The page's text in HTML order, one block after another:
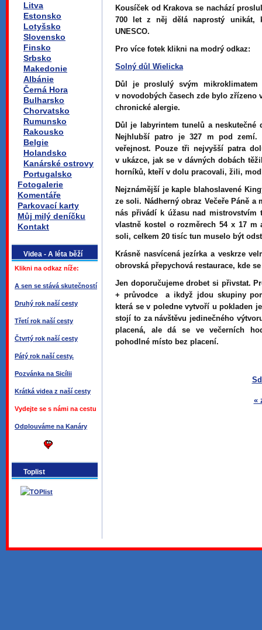
Litva
Estonsko
Lotyšsko
Slovensko
Finsko
Srbsko
Makedonie
Albánie
Černá Hora
Bulharsko
Chorvatsko
Rumunsko
Rakousko
Belgie
Holandsko
Kanárské ostrovy
Portugalsko
Fotogalerie
Komentáře
Parkovací karty
Můj milý deníčku
Kontakt
Videa - A léta běží
Klikni na odkaz níže:
A sen se stává skutečností
Druhý rok naší cesty
Třetí rok naší cesty
Čtvrtý rok naší cesty
Pátý rok naší cesty.
Pozvánka na Sicílii
Krátká videa z naší cesty
Vydejte se s námi na cestu
Odplouváme na Kanáry
Toplist
Kousíček od Krakova se nachází
700 let z něj dělá naprostý unikát,
UNESCO.
Pro více fotek klikni na modrý odkaz:
Solný důl Wielicka
Důl je proslulý svým
v novodobých časech zde bylo zřízeno
chronické alergie.
Důl je labyrintem tunelů a
Nejhlubší patro je 327 m pod
veřejnost. Pouze tři nejvyšší patra
v ukázce, jak se v dávných dobách
horníků, kteří v dolu pracovali, žili,
Nejznámější je kaple blahoslavené
ze soli. Nádherný obraz Večeře Páně
nás přivádí k úžasu nad
vlastně kostel o rozměrech 54 x 17 m
soli, celkem 20 tisíc tun muselo být
Krásně nasvícená jezírka a veskrze
obrovská přepychová restaurace, kde
Jen doporučujeme drobet si přivstat.
+ průvodce a ikdyž jdou skupiny
která se v poledne vytvoří u pokladen
stojí to za návštěvu jedinečného
placená, ale dá se ve večerních
pohodlné místo bez placení.
«